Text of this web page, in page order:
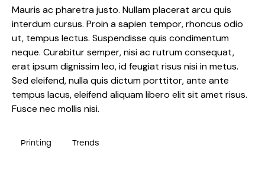
Mauris ac pharetra justo. Nullam placerat arcu quis
interdum cursus. Proin a sapien tempor, rhoncus odio
ut, tempus lectus. Suspendisse quis condimentum
neque. Curabitur semper, nisi ac rutrum consequat,
erat ipsum dignissim leo, id feugiat risus nisi in metus.
Sed eleifend, nulla quis dictum porttitor, ante ante
tempus lacus, eleifend aliquam libero elit sit amet risus.
Fusce nec mollis nisi.
Printing Trends